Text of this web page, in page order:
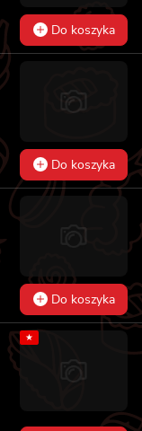
Do koszyka
Do koszyka
Do koszyka
★